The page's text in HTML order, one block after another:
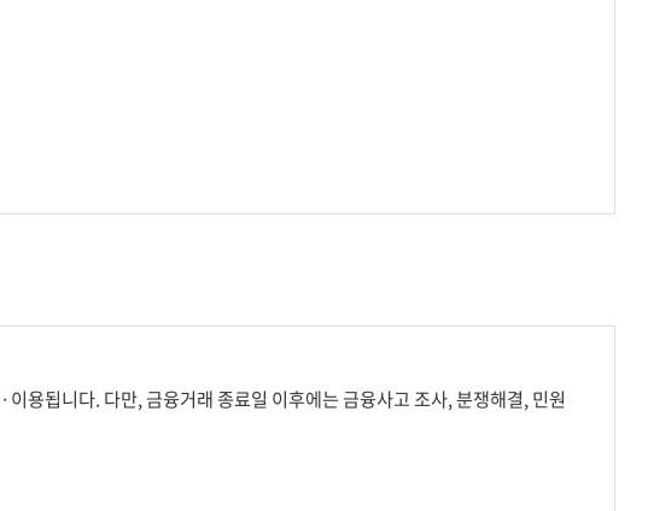
용됩니다. 다만, 금융거래 종료일 이후에는 금융사고 조사, 분쟁해결, 민원